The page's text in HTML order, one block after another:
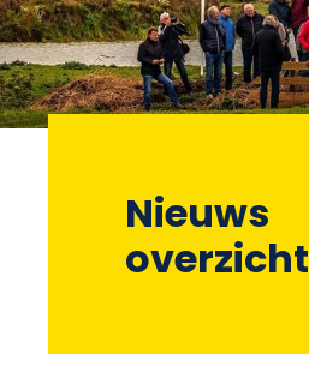
Nieuws
overzicht